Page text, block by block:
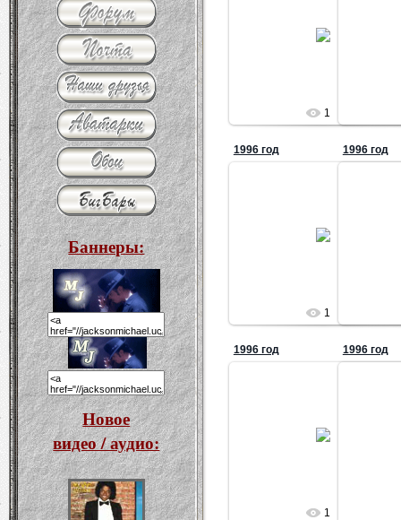
Баннеры:
Новое
видео / аудио:
1
1996 год
1
1996 год
1996 год
1
1996 год